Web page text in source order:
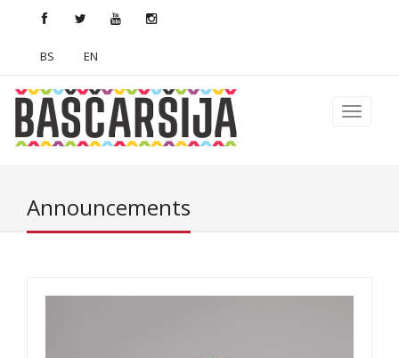
BS EN
Announcements